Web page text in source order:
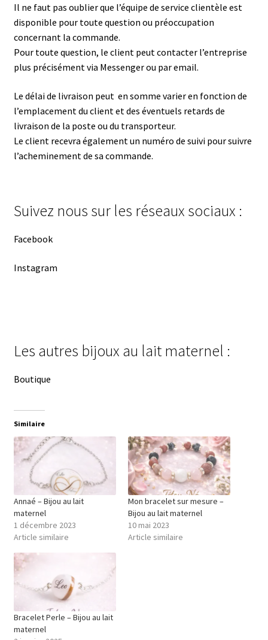
Il ne faut pas oublier que l’équipe de service clientèle est
disponible pour toute question ou préoccupation
concernant la commande.
Pour toute question, le client peut contacter l’entreprise
plus précisément via Messenger ou par email.
Le délai de livraison peut en somme varier en fonction de
l’emplacement du client et des éventuels retards de
livraison de la poste ou du transporteur.
Le client recevra également un numéro de suivi pour suivre
l’acheminement de sa commande.
Suivez nous sur les réseaux sociaux :
Facebook
Instagram
Les autres bijoux au lait maternel :
Boutique
Similaire
Annaé – Bijou au lait
maternel
1 décembre 2023
Article similaire
Mon bracelet sur mesure –
Bijou au lait maternel
10 mai 2023
Article similaire
Bracelet Perle – Bijou au lait
maternel